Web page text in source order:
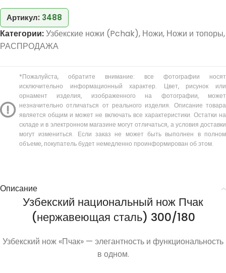
Артикул: 3488
Категории:Узбекские ножи (Pchak), Ножи, Ножи и топоры,
РАСПРОДАЖА
*Пожалуйста, обратите внимание: все фотографии носят
исключительно информационный характер. Цвет, рисунок или
орнамент изделия, изображенного на фотографии, может
незначительно отличаться от реального изделия. Описание товара
является общим и может не включать все характеристики. Остатки на
складе и в электронном магазине могут отличаться, а условия доставки
могут измениться. Если заказ не может быть выполнен в полном
объеме, покупатель будет немедленно проинформирован об этом.
Описание
Узбекский национальный нож Пчак
(нержавеющая сталь) 300/180
Узбекский нож «Пчак» — элегантность и функциональность
в одном.